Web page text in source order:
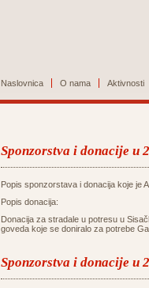
Naslovnica O nama Aktivnosti
Sponzorstva i donacije u
Popis sponzorstava i donacija koje je
Popis donacija:
Donacija za stradale u potresu u
goveda koje se doniralo za potrebe
Sponzorstva i donacije u